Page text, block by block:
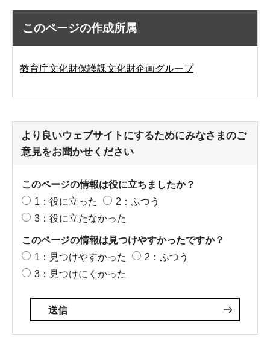
このページの作成所属
教育庁文化財保護課文化財企画グループ
より良いウェブサイトにするためにみなさまのご
意見をお聞かせください
このページの情報は役に立ちましたか？
1：役に立った
2：ふつう
3：役に立たなかった
このページの情報は見つけやすかったですか？
1：見つけやすかった
2：ふつう
3：見つけにくかった